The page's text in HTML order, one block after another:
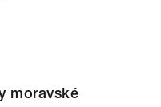
moravské